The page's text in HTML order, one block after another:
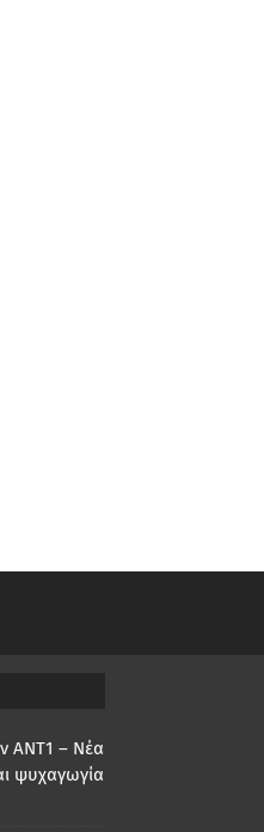
ΑΝΤ1 – Νέα
ψυχαγωγία